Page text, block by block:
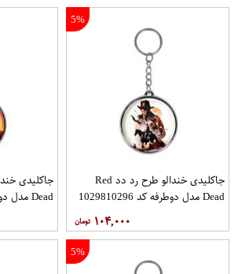
5%
جاکلیدی خندالو طرح رد دد Red
Dead مدل دوطرفه کد 1029810296
۱۰۴,۰۰۰
Dead مدل دوطرفه کد 1029910294
5%